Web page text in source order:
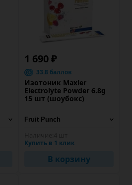
1 690 ₽
33.8 баллов
Изотоник Maxler
Electrolyte Powder 6.8g
15 шт (шоубокс)
Купить в 1 клик
В корзину